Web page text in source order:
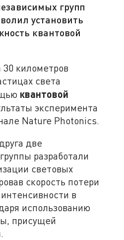
групп
установить
квантовой
километров
света
квантовой
эксперимента
Nature Photonics.
две
разработали
световых
скорость потери
в
использованию
присущей